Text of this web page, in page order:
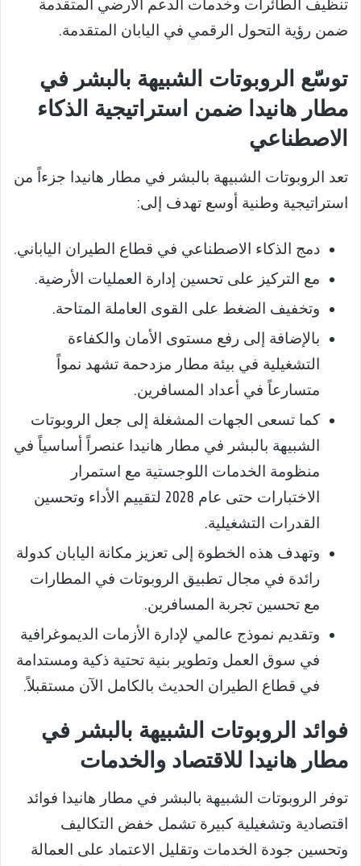
تنظيف الطائرات وخدمات الدعم الأرضي المتقدمة
ضمن رؤية التحول الرقمي في اليابان المتقدمة.
توسّع الروبوتات الشبيهة بالبشر في
مطار هانيدا ضمن استراتيجية الذكاء
الاصطناعي
تعد الروبوتات الشبيهة بالبشر في مطار هانيدا جزءاً من
استراتيجية وطنية أوسع تهدف إلى:
دمج الذكاء الاصطناعي في قطاع الطيران الياباني.
مع التركيز على تحسين إدارة العمليات الأرضية.
وتخفيف الضغط على القوى العاملة المتاحة.
بالإضافة إلى رفع مستوى الأمان والكفاءة
التشغيلية في بيئة مطار مزدحمة تشهد نمواً
متسارعاً في أعداد المسافرين.
كما تسعى الجهات المشغلة إلى جعل الروبوتات
الشبيهة بالبشر في مطار هانيدا عنصراً أساسياً في
منظومة الخدمات اللوجستية مع استمرار
الاختبارات حتى عام 2028 لتقييم الأداء وتحسين
القدرات التشغيلية.
وتهدف هذه الخطوة إلى تعزيز مكانة اليابان كدولة
رائدة في مجال تطبيق الروبوتات في المطارات
مع تحسين تجربة المسافرين.
وتقديم نموذج عالمي لإدارة الأزمات الديموغرافية
في سوق العمل وتطوير بنية تحتية ذكية ومستدامة
في قطاع الطيران الحديث بالكامل الآن مستقبلاً.
فوائد الروبوتات الشبيهة بالبشر في
مطار هانيدا للاقتصاد والخدمات
توفر الروبوتات الشبيهة بالبشر في مطار هانيدا فوائد
اقتصادية وتشغيلية كبيرة تشمل خفض التكاليف
وتحسين جودة الخدمات وتقليل الاعتماد على العمالة